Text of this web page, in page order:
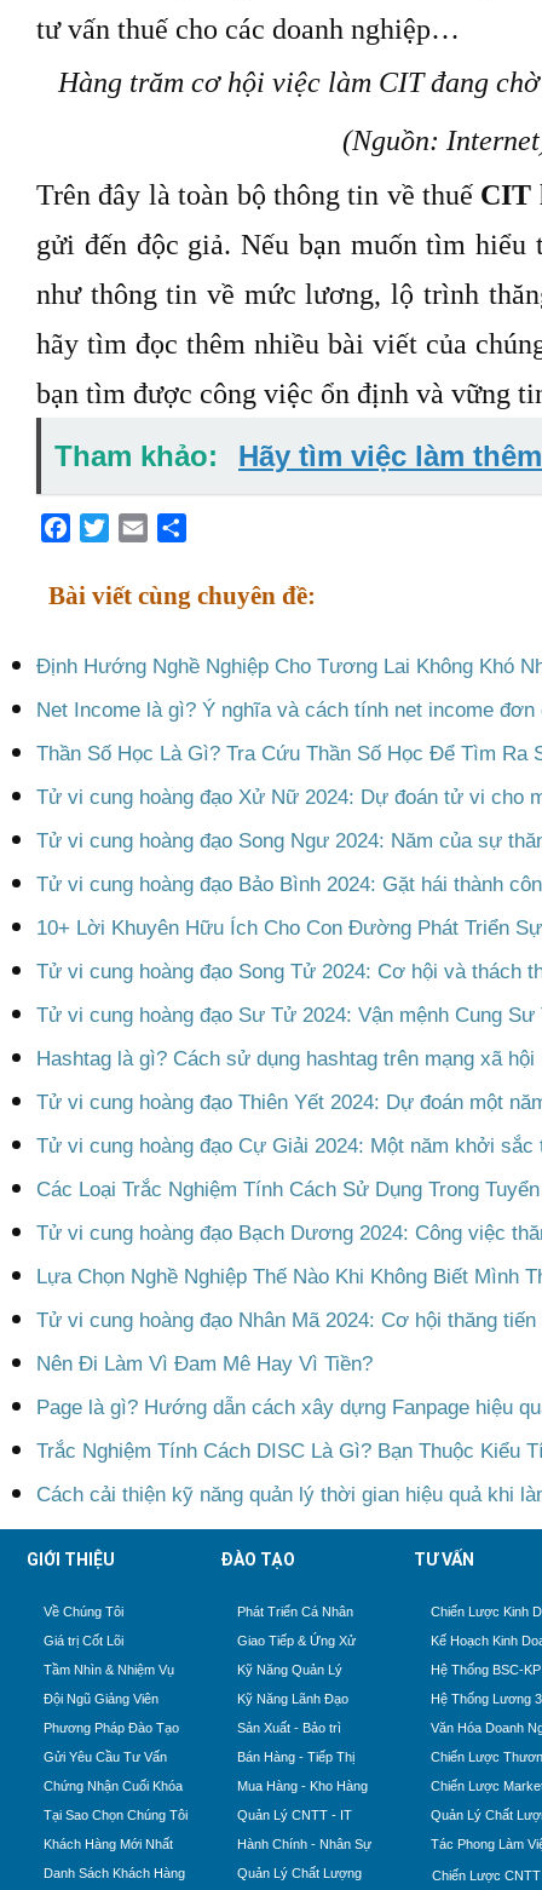
tư vấn thuế cho các doanh nghiệp…
Hàng trăm cơ hội việc làm CIT đang
(Nguồn:
Trên đây là toàn bộ thông tin về thuế CIT
gửi đến độc giả. Nếu bạn muốn tìm hiểu
như thông tin về mức lương,lộ trình
hãy tìm đọc thêm nhiều bài viết của
bạn tìm được công việc ổn định và vững
Tham khảo:
Hãy tìm việc làm
Facebook
TwitterEmail
Bài viết cùng chuyên đề:
Định Hướng Nghề Nghiệp Cho Tương Lai Không Khó
Net Income là gì? Ý nghĩa và cách tính net income đơn
Thần Số Học Là Gì? Tra Cứu Thần Số Học Để Tìm Ra
Tử vi cung hoàng đạo Xử Nữ 2024: Dự đoán tử vi cho
Tử vi cung hoàng đạo Song Ngư 2024: Năm của sự
Tử vi cung hoàng đạo Bảo Bình 2024: Gặt hái thành
10+ Lời Khuyên Hữu Ích Cho Con Đường Phát Triển
Tử vi cung hoàng đạo Song Tử 2024: Cơ hội và thách
Tử vi cung hoàng đạo Sư Tử 2024: Vận mệnh Cung
Hashtag là gì? Cách sử dụng hashtag trên mạng xã hội
Tử vi cung hoàng đạo Thiên Yết 2024: Dự đoán một
Tử vi cung hoàng đạo Cự Giải 2024: Một năm khởi
Các Loại Trắc Nghiệm Tính Cách Sử Dụng Trong
Tử vi cung hoàng đạo Bạch Dương 2024: Công việc
Lựa Chọn Nghề Nghiệp Thế Nào Khi Không Biết Mình
Tử vi cung hoàng đạo Nhân Mã 2024: Cơ hội thăng
Nên Đi Làm Vì Đam Mê Hay Vì Tiền?
Page là gì? Hướng dẫn cách xây dựng Fanpage hiệu
Trắc Nghiệm Tính Cách DISC Là Gì? Bạn Thuộc Kiểu
Cách cải thiện kỹ năng quản lý thời gian hiệu quả khi
GIỚI THIỆU
Về Chúng Tôi
Giá trị Cốt Lõi
Tầm Nhìn & Nhiệm Vụ
Đội Ngũ Giảng Viên
Phương Pháp Đào Tạo
Gửi Yêu Cầu Tư Vấn
Chứng Nhận Cuối Khóa
Tại Sao Chọn Chúng Tôi
Khách Hàng Mới Nhất
Danh Sách Khách Hàng
ĐÀO TẠO
Phát Triển Cá Nhân
Giao Tiếp & Ứng Xử
Kỹ Năng Quản Lý
Kỹ Năng Lãnh Đạo
Sản Xuất - Bảo trì
Bán Hàng - Tiếp Thị
Mua Hàng - Kho Hàng
Quản Lý CNTT - IT
Hành Chính - Nhân Sự
Quản Lý Chất Lượng
TƯ VẤN
Chiến Lược Kinh
Kế Hoạch Kinh
Hệ Thống BSC-
Hệ Thống Lương
Văn Hóa Doanh
Chiến Lược
Chiến Lược
Quản Lý Chất
Tác Phong Làm
Chiến Lược CNTT